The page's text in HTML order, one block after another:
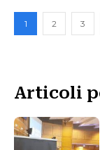
1 2 3
Articoli